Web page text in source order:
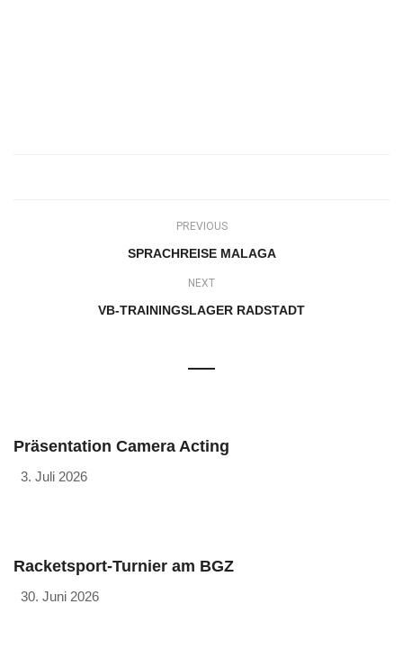
PREVIOUS
SPRACHREISE MALAGA
NEXT
VB-TRAININGSLAGER RADSTADT
Präsentation Camera Acting
3. Juli 2026
Racketsport-Turnier am BGZ
30. Juni 2026